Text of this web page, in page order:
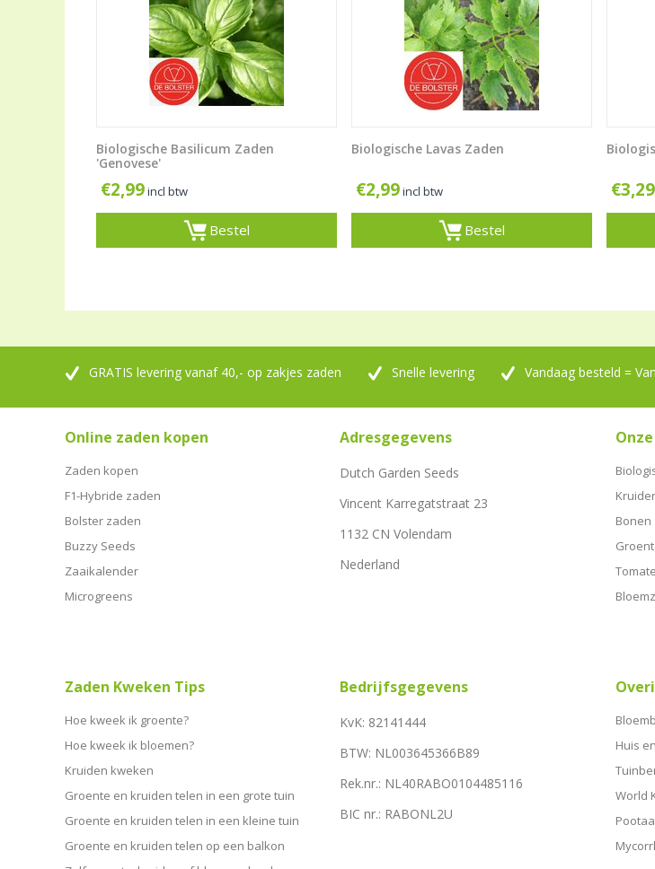
Biologische Basilicum Zaden
'Genovese'
€2,99incl btw
Bestel
Biologische Lavas Zaden
€2,99incl btw
Bestel
€3,29
GRATIS levering vanaf 40,- op zakjes zaden Snelle levering Vandaag besteld =
Online zaden kopen
Zaden kopen
F1-Hybride zaden
Bolster zaden
Buzzy Seeds
Zaaikalender
Microgreens
Adresgegevens
Dutch Garden Seeds
Vincent Karregatstraat 23
1132 CN Volendam
Nederland
Bonen
Zaden Kweken Tips
Hoe kweek ik groente?
Hoe kweek ik bloemen?
Kruiden kweken
Groente en kruiden telen in een grote tuin
Groente en kruiden telen in een kleine tuin
Groente en kruiden telen op een balkon
Bedrijfsgegevens
KvK: 82141444
BTW: NL003645366B89
Rek.nr.: NL40RABO0104485116
BIC nr.: RABONL2U
Huis
World